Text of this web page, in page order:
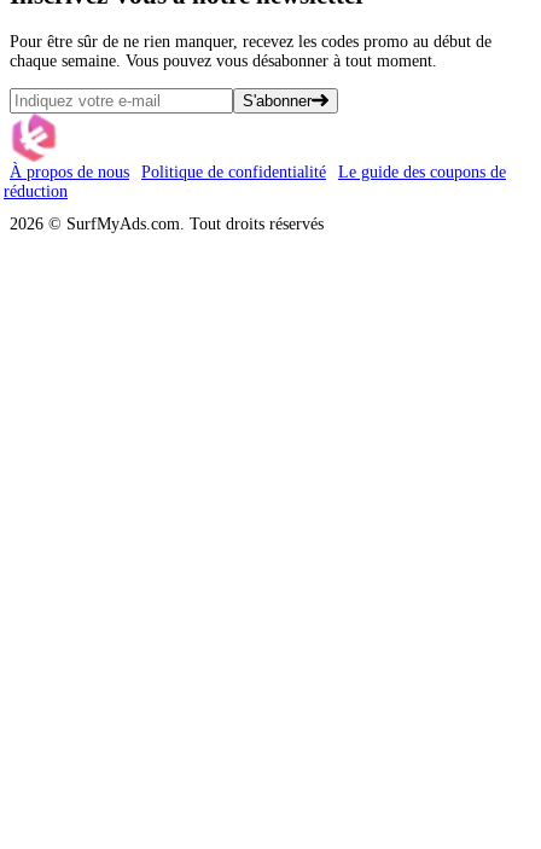
Pour être sûr de ne rien manquer, recevez les codes promo au début de
chaque semaine. Vous pouvez vous désabonner à tout moment.
S'abonner
À propos de nous Politique de confidentialité
Le guide des coupons de
réduction
2026 © SurfMyAds.com. Tout droits réservés